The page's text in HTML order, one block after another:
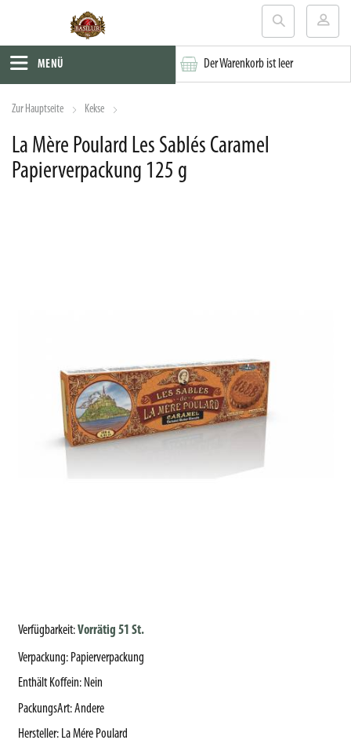
MENÜ Der Warenkorb ist leer
Zur Hauptseite Kekse
La Mère Poulard Les Sablés Caramel
Papierverpackung 125 g
Verfügbarkeit:Vorrätig 51 St.
Verpackung: Papierverpackung
Enthält Koffein: Nein
PackungsArt:Andere
Hersteller: La Mére Poulard